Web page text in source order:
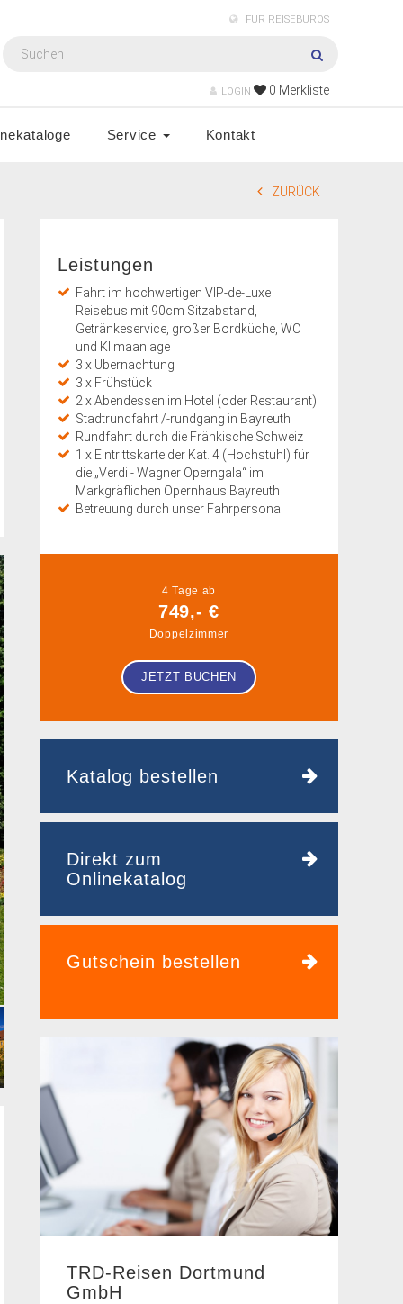
FÜR REISEBÜROS
LOGIN 0 Merkliste
Service Kontakt
ZURÜCK
Leistungen
Fahrt im hochwertigen VIP-de-Luxe
Reisebus mit 90cm Sitzabstand,
Getränkeservice, großer Bordküche, WC
und Klimaanlage
3 x Übernachtung
3 x Frühstück
2 x Abendessen im Hotel (oder Restaurant)
Stadtrundfahrt /-rundgang in Bayreuth
Rundfahrt durch die Fränkische Schweiz
1 x Eintrittskarte der Kat. 4 (Hochstuhl) für
die „Verdi - Wagner Operngala“ im
Markgräflichen Opernhaus Bayreuth
Betreuung durch unser Fahrpersonal
4 Tage ab
749,- €
Doppelzimmer
JETZT BUCHEN
Katalog bestellen
Direkt zum
Onlinekatalog
Gutschein bestellen
TRD-Reisen Dortmund
GmbH